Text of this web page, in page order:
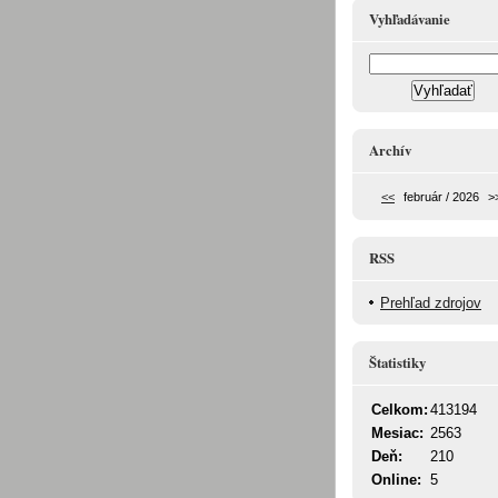
Vyhľadávanie
Archív
<< február / 2026
RSS
Prehľad zdrojov
Štatistiky
Online: 5
Celkom: 413194
Mesiac: 2563
Deň:
210